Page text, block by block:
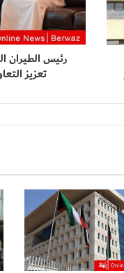
رئيس الطيران
تعزيز